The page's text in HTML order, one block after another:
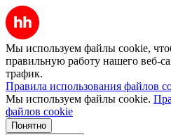
Мы используем файлы cookie,
правильную работу нашего веб-
трафик.
Правила использования файлов
Мы используем файлы cookie.
файлов cookie
Понятно